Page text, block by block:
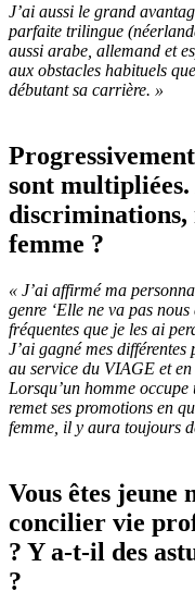
J’ai aussi le grand
parfaite trilingue
aussi arabe, allemand et
aux obstacles habituels
débutant sa carrière. »
sont multipliées.
discriminations,
femme ?
« J’ai affirmé ma
genre ‘Elle ne va pas
fréquentes que je les ai
J’ai gagné mes
au service du VIAGE et
Lorsqu’un homme
remet ses promotions en
femme, il y aura toujours
Vous êtes jeune
concilier vie
? Y a-t-il des
?